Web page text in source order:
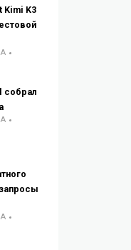
K3
собрал